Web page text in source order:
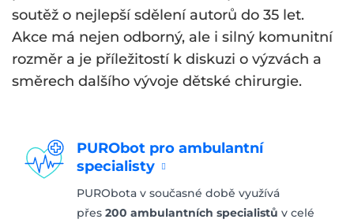
soutěž o nejlepší sdělení autorů do 35 let.
Akce má nejen odborný, ale i silný komunitní
rozměr a je příležitostí k diskuzi o výzvách a
směrech dalšího vývoje dětské chirurgie.
PURObot pro ambulantní
specialisty
PURObota v současné době využívá
přes 200 ambulantních specialistů v celé